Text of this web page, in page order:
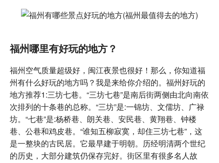
福州哪里有好玩的地方？
福州空气质量超级好，闽江夜景也很好！那么，你知道福
州有什么好玩的地方吗？我是来给你介绍的。福州好玩的
地方推荐1:三坊七巷。“三坊七巷”是南后街两侧由北向南依
次排列的十条巷的总称。“三坊”是:一锦坊、文儒坊、广禄
坊。“七巷”是:杨桥巷、朗关巷、安民巷、黄翔巷、钟楼
巷、公巷和鸡皮巷。“谁知五柳寂寞，却住三坊七巷”，这
是一整块的古民居。它最早建于明朝。历经明清两个世纪
的历史，大部分建筑仍保存完好。街区里有很多名人故